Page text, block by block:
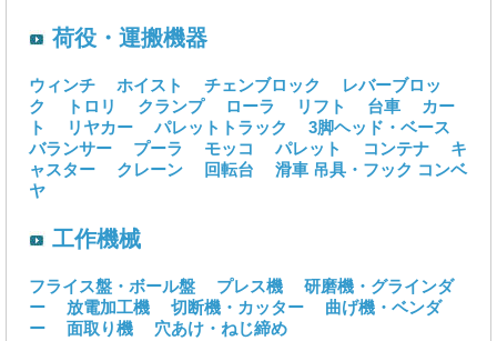
荷役・運搬機器
ウィンチ ホイスト チェンブロック
レバーブロッ
ク
トロリ クランプ ローラ リフト 台車
カー
ト
リヤカー パレットトラック
3脚ヘッド・ベース
バランサー
プーラ モッコ パレット コンテナ
キ
ャスター
クレーン 回転台 滑車 吊具・フック コンベ
ヤ
工作機械
フライス盤・ボール盤 プレス機
研磨機・グラインダ
ー
放電加工機 切断機・カッター
曲げ機・ベンダ
ー
面取り機 穴あけ・ねじ締め